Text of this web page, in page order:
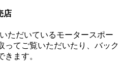
店
ただいているモータースポー
ってご覧いただいたり、バック
ます。